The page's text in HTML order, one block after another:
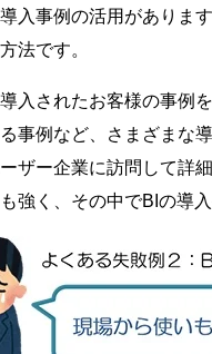
入事例の活用がありま
法です。
入されたお客様の事例
事例など、さまざまな
ザー企業に訪問して詳
強く、その中でBIの導